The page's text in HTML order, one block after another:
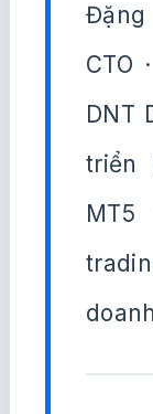
CTO
DNT
triển